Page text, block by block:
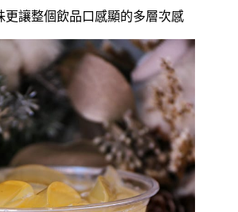
更讓整個飲品口感顯的多層次感